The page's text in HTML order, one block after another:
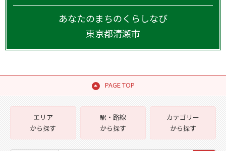
あなたのまちのくらしなび
東京都清瀬市
PAGE TOP
エリア
から探す
駅・路線
から探す
カテゴリー
から探す